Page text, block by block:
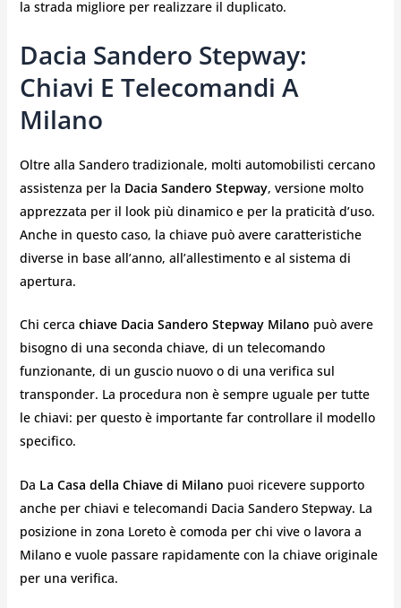
la strada migliore per realizzare il duplicato.
Dacia Sandero Stepway:
Chiavi E Telecomandi A
Milano
Oltre alla Sandero tradizionale, molti automobilisti cercano
assistenza per la Dacia Sandero Stepway, versione molto
apprezzata per il look più dinamico e per la praticità d’uso.
Anche in questo caso, la chiave può avere caratteristiche
diverse in base all’anno, all’allestimento e al sistema di
apertura.
Chi cerca chiave Dacia Sandero Stepway Milano può avere
bisogno di una seconda chiave, di un telecomando
funzionante, di un guscio nuovo o di una verifica sul
transponder. La procedura non è sempre uguale per tutte
le chiavi: per questo è importante far controllare il modello
specifico.
Da La Casa della Chiave di Milano puoi ricevere supporto
anche per chiavi e telecomandi Dacia Sandero Stepway. La
posizione in zona Loreto è comoda per chi vive o lavora a
Milano e vuole passare rapidamente con la chiave originale
per una verifica.